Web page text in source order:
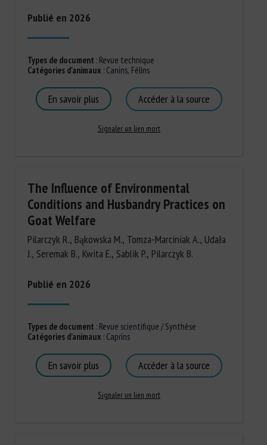
Publié en 2026
Types de document : Revue technique
Catégories d'animaux : Canins, Félins
En savoir plus Accéder à la source
Signaler un lien mort
The Influence of Environmental
Conditions and Husbandry Practices on
Goat Welfare
Pilarczyk R., Bąkowska M., Tomza-Marciniak A., Udała
J., Seremak B., Kwita E., Sablik P., Pilarczyk B.
Publié en 2026
Types de document : Revue scientifique / Synthèse
Catégories d'animaux : Caprins
En savoir plus Accéder à la source
Signaler un lien mort